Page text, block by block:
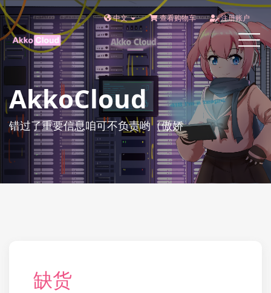
中文 查看购物车 注册账户
Toggle
AkkoCloud
错过了重要信息咱可不负责哟（傲娇
缺货